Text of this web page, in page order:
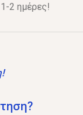
2 ημέρες!